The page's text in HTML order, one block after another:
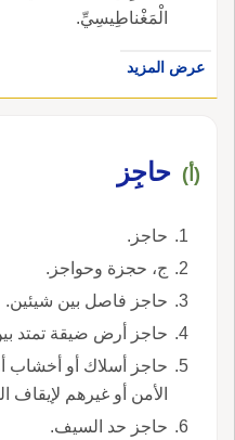
الْمَغْناطِيسِيِّ.
عرض المزيد
(أ) حاجِز
حاجز.
ج، حجزة وحواجز.
حاجز فاصل بين شيئين.
حاجز أرض ضيقة تمتد
حاجز أسلاك أو أخشاب
الأمن أو غيرهم لإيقاف
حاجز حد السيف.